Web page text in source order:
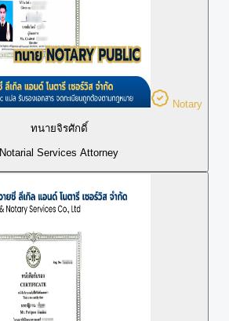
Notary
ทนายจิรศักดิ์
Notarial Services Attorney